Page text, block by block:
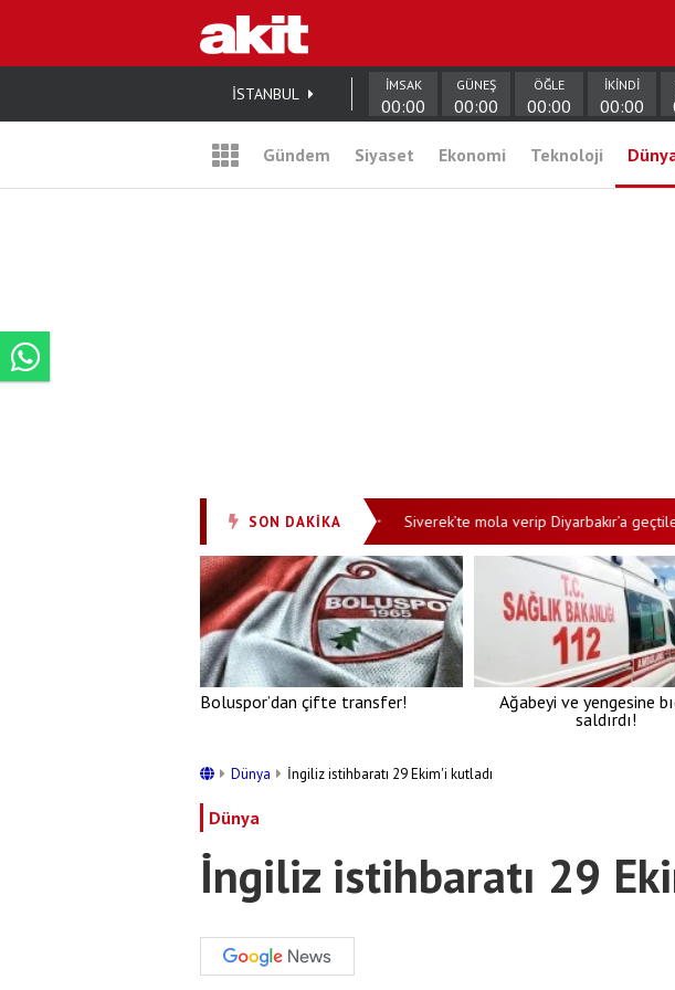
İSTANBUL İMSAK
00:00
GÜNEŞ
00:00
ÖĞLE
00:00
İKİNDİ
00:00
Gündem Siyaset Ekonomi Teknoloji
SON DAKİKA
manşette: Orta Doğu’da Müslüman NATO’su • Siverek’te mola verip Diyarbakır’a geçtiler!
Boluspor’dan çifte transfer!
Ağabeyi ve yengesine
saldırdı!
Dünya İngiliz istihbaratı 29 Ekim'i kutladı
Dünya
İngiliz istihbaratı 29